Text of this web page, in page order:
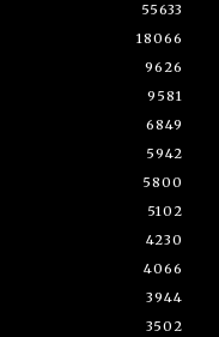
55633
18066
9626
9581
6849
5942
5800
5102
4230
4066
3944
3502